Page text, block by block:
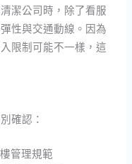
潔公司時，除了看服
性與交通動線。因為
限制可能不一樣，這
確認：
管理規範